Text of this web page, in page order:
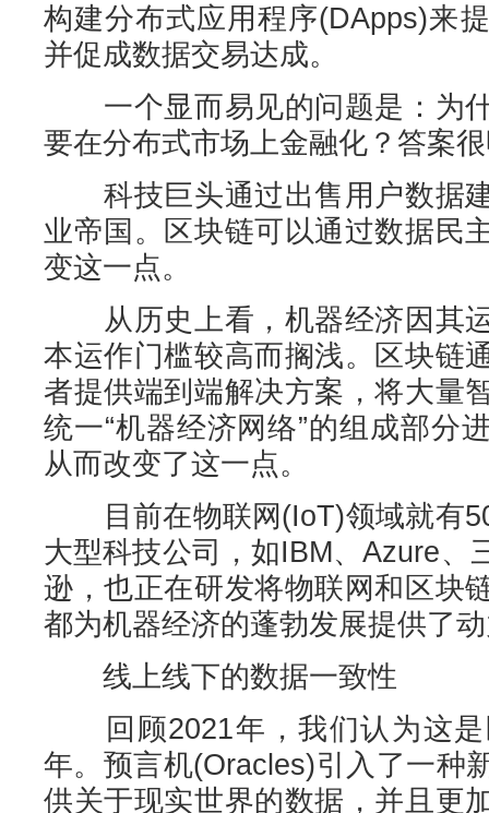
构建分布式应用程序(DApps)来
并促成数据交易达成。
一个显而易见的问题是：为
要在分布式市场上金融化？答案
科技巨头通过出售用户数据
业帝国。区块链可以通过数据民
变这一点。
从历史上看，机器经济因其
本运作门槛较高而搁浅。区块链
者提供端到端解决方案，将大量
统一“机器经济网络”的组成部分
从而改变了这一点。
目前在物联网(IoT)领域就有
大型科技公司，如IBM、Azure、
逊，也正在研发将物联网和区块
都为机器经济的蓬勃发展提供了
线上线下的数据一致性
回顾2021年，我们认为这是
年。预言机(Oracles)引入了一种
供关于现实世界的数据，并且更